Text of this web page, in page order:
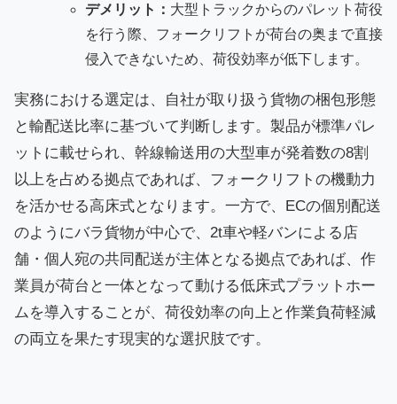
デメリット： 大型トラックからのパレット荷役
を行う際、フォークリフトが荷台の奥まで直接
侵入できないため、荷役効率が低下します。
実務における選定は、自社が取り扱う貨物の梱包形態
と輸配送比率に基づいて判断します。製品が標準パレ
ットに載せられ、幹線輸送用の大型車が発着数の8割
以上を占める拠点であれば、フォークリフトの機動力
を活かせる高床式となります。一方で、ECの個別配送
のようにバラ貨物が中心で、2t車や軽バンによる店
舗・個人宛の共同配送が主体となる拠点であれば、作
業員が荷台と一体となって動ける低床式プラットホー
ムを導入することが、荷役効率の向上と作業負荷軽減
の両立を果たす現実的な選択肢です。